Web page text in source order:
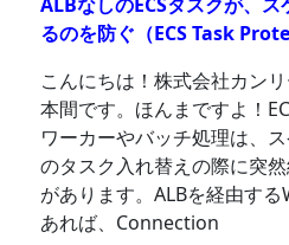
るのを防ぐ（ECS Task
こんにちは！株式会社カン
本間です。ほんまですよ！
ワーカーやバッチ処理は、
のタスク入れ替えの際に突
があります。ALBを経由す
あれば、Connection